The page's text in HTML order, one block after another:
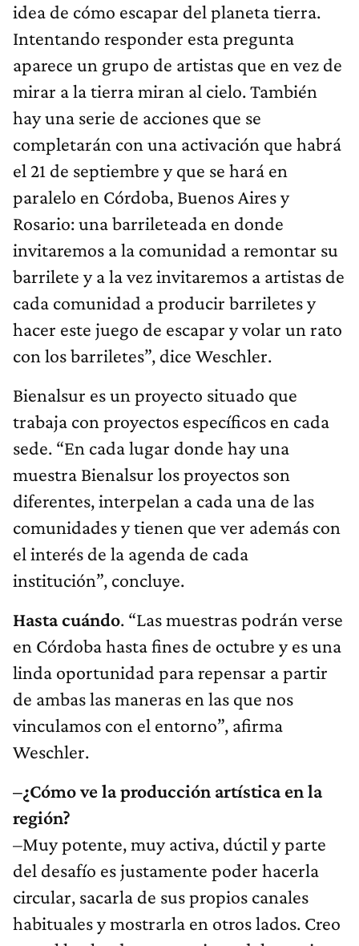
idea de cómo escapar del planeta tierra.
Intentando responder esta pregunta
aparece un grupo de artistas que en vez de
mirar a la tierra miran al cielo. También
hay una serie de acciones que se
completarán con una activación que habrá
el 21 de septiembre y que se hará en
paralelo en Córdoba, Buenos Aires y
Rosario: una barrileteada en donde
invitaremos a la comunidad a remontar su
barrilete y a la vez invitaremos a artistas de
cada comunidad a producir barriletes y
hacer este juego de escapar y volar un rato
con los barriletes”, dice Weschler.
Bienalsur es un proyecto situado que
trabaja con proyectos específicos en cada
sede. “En cada lugar donde hay una
muestra Bienalsur los proyectos son
diferentes, interpelan a cada una de las
comunidades y tienen que ver además con
el interés de la agenda de cada
institución”, concluye.
Hasta cuándo. “Las muestras podrán verse
en Córdoba hasta fines de octubre y es una
linda oportunidad para repensar a partir
de ambas las maneras en las que nos
vinculamos con el entorno”, afirma
Weschler.
–¿Cómo ve la producción artística en la
región?
–Muy potente, muy activa, dúctil y parte
del desafío es justamente poder hacerla
circular, sacarla de sus propios canales
habituales y mostrarla en otros lados. Creo